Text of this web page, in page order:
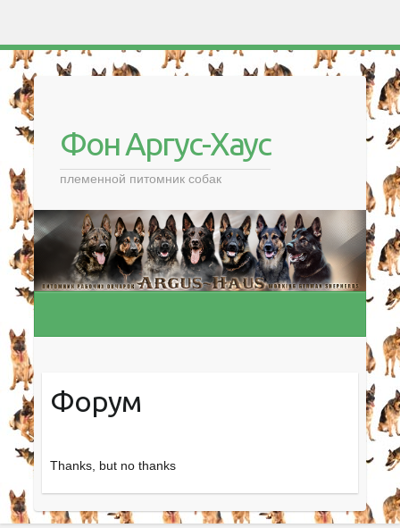
Фон Аргус-Хаус
племенной питомник собак
Форум
Thanks, but no thanks